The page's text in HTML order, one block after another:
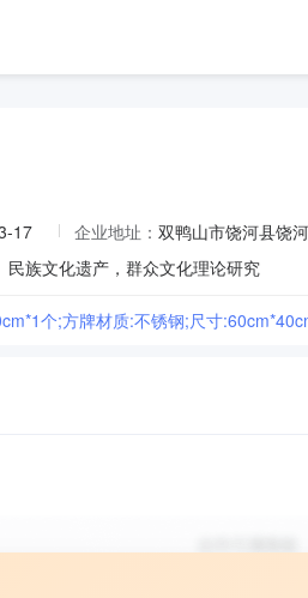
17 企业地址： 双鸭山市饶河县饶
族文化遗产，群众文化理论研究